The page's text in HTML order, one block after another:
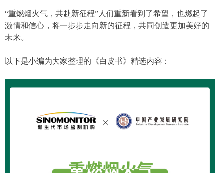
“重燃烟火气，共赴新征程”人们重新看到了希望，也燃起了
激情和信心，将一步步走向新的征程，共同创造更加美好的
未来。
以下是小编为大家整理的《白皮书》精选内容：